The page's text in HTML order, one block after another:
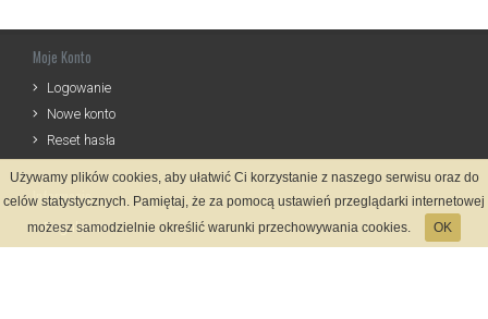
Moje Konto
Logowanie
Nowe konto
Reset hasła
Informacje
Regulamin
Używamy plików cookies, aby ułatwić Ci korzystanie z naszego serwisu oraz do
celów statystycznych. Pamiętaj, że za pomocą ustawień przeglądarki internetowej
możesz samodzielnie określić warunki przechowywania cookies.
OK